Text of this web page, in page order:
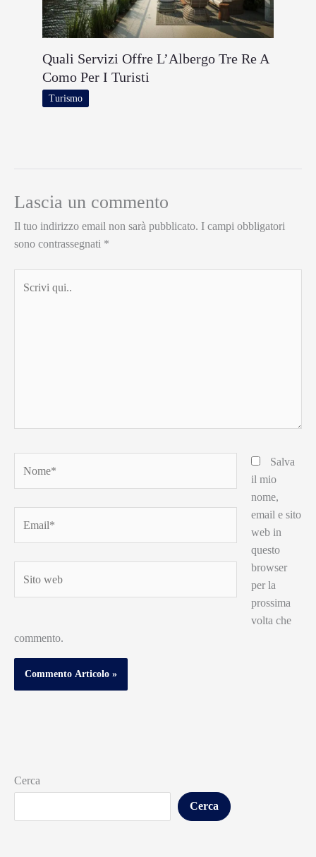
Quali Servizi Offre L’Albergo Tre Re A
Como Per I Turisti
Turismo
Lascia un commento
Il tuo indirizzo email non sarà pubblicato. I campi obbligatori
sono contrassegnati *
qui..
web
Salva
il mio
nome,
email e sito
web in
questo
browser
per la
prossima
volta che
commento.
Cerca
Cerca